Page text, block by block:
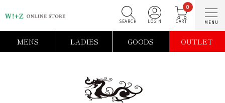
0
MENS LADIES GOODS OUTLET